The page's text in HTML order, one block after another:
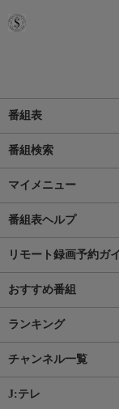
番組表
番組検索
マイメニュー
番組表ヘルプ
リモート録画予約ガ
おすすめ番組
ランキング
チャンネル一覧
J:テレ